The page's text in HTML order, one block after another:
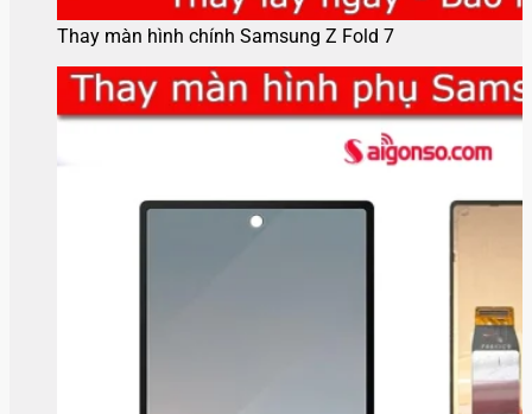
Thay màn hình chính Samsung Z Fold 7